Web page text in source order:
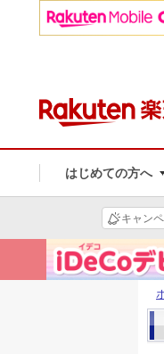
はじめての方へ
キャン